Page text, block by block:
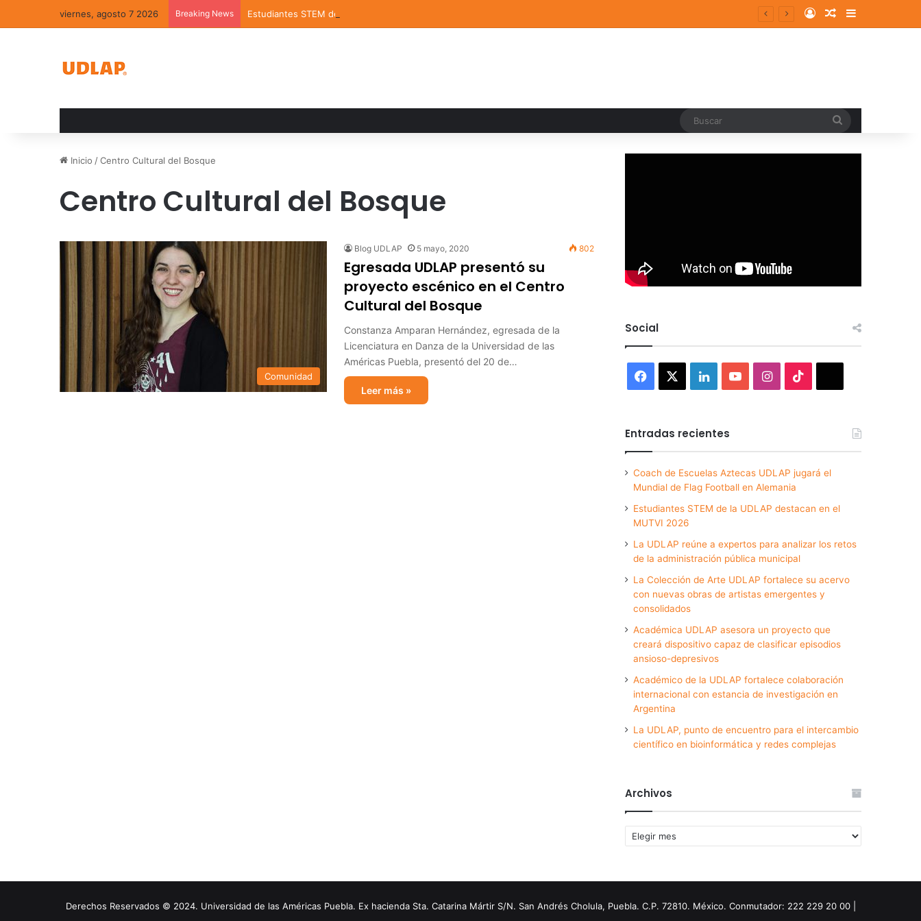
viernes, agosto 7 2026 Breaking News Estudiantes STEM de la UDLAP destacan en el MUTVI 2026 Log InRandom Article
Sidebar
Inicio /Centro Cultural del Bosque
Centro Cultural del Bosque
Comunidad
Blog UDLAP 5 mayo, 2020 802
Egresada UDLAP presentó su
proyecto escénico en el Centro
Cultural del Bosque
Constanza Amparan Hernández, egresada de la
Licenciatura en Danza de la Universidad de las
Américas Puebla, presentó del 20 de…
Leer más »
Social
Facebook LinkedInYouTubeInstagram
Entradas recientes
Coach de Escuelas Aztecas UDLAP jugará el
Mundial de Flag Football en Alemania
Estudiantes STEM de la UDLAP destacan en el
MUTVI 2026
La UDLAP reúne a expertos para analizar los retos
de la administración pública municipal
La Colección de Arte UDLAP fortalece su acervo
con nuevas obras de artistas emergentes y
consolidados
Académica UDLAP asesora un proyecto que
creará dispositivo capaz de clasificar episodios
ansioso-depresivos
Académico de la UDLAP fortalece colaboración
internacional con estancia de investigación en
Argentina
La UDLAP, punto de encuentro para el intercambio
científico en bioinformática y redes complejas
Archivos
Archivos
Derechos Reservados © 2024. Universidad de las Américas Puebla. Ex hacienda Sta. Catarina Mártir S/N. San Andrés Cholula, Puebla. C.P. 72810. México. Conmutador: 222 229 20 00 |